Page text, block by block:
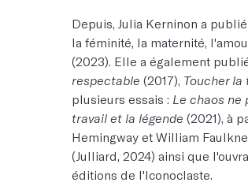
Depuis, Julia Kerninon a
la féminité, la maternité,
(2023). Elle a également
respectable (2017), Toucher la
plusieurs essais : Le chaos ne
travail et la légende (2021), à
Hemingway et William
(Julliard, 2024) ainsi que
éditions de l'Iconoclaste.